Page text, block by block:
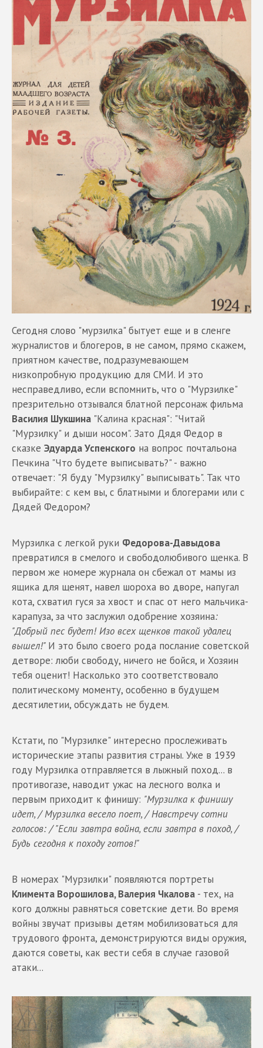
Сегодня слово "мурзилка" бытует еще и в сленге
журналистов и блогеров, в не самом, прямо скажем,
приятном качестве, подразумевающем
низкопробную продукцию для СМИ. И это
несправедливо, если вспомнить, что о "Мурзилке"
презрительно отзывался блатной персонаж фильма
Василия Шукшина "Калина красная": "Читай
"Мурзилку" и дыши носом". Зато Дядя Федор в
сказке Эдуарда Успенского на вопрос почтальона
Печкина "Что будете выписывать?" - важно
отвечает: "Я буду "Мурзилку" выписывать". Так что
выбирайте: с кем вы, с блатными и блогерами или с
Дядей Федором?
Мурзилка с легкой руки Федорова-Давыдова
превратился в смелого и свободолюбивого щенка. В
первом же номере журнала он сбежал от мамы из
ящика для щенят, навел шороха во дворе, напугал
кота, схватил гуся за хвост и спас от него мальчика-
карапуза, за что заслужил одобрение хозяина:
"Добрый пес будет! Изо всех щенков такой удалец
вышел!" И это было своего рода послание советской
детворе: люби свободу, ничего не бойся, и Хозяин
тебя оценит! Насколько это соответствовало
политическому моменту, особенно в будущем
десятилетии, обсуждать не будем.
Кстати, по "Мурзилке" интересно прослеживать
исторические этапы развития страны. Уже в 1939
году Мурзилка отправляется в лыжный поход... в
противогазе, наводит ужас на лесного волка и
первым приходит к финишу: "Мурзилка к финишу
идет, / Мурзилка весело поет, / Навстречу сотни
голосов: / "Если завтра война, если завтра в поход, /
Будь сегодня к походу готов!"
В номерах "Мурзилки" появляются портреты
Климента Ворошилова, Валерия Чкалова - тех, на
кого должны равняться советские дети. Во время
войны звучат призывы детям мобилизоваться для
трудового фронта, демонстрируются виды оружия,
даются советы, как вести себя в случае газовой
атаки...